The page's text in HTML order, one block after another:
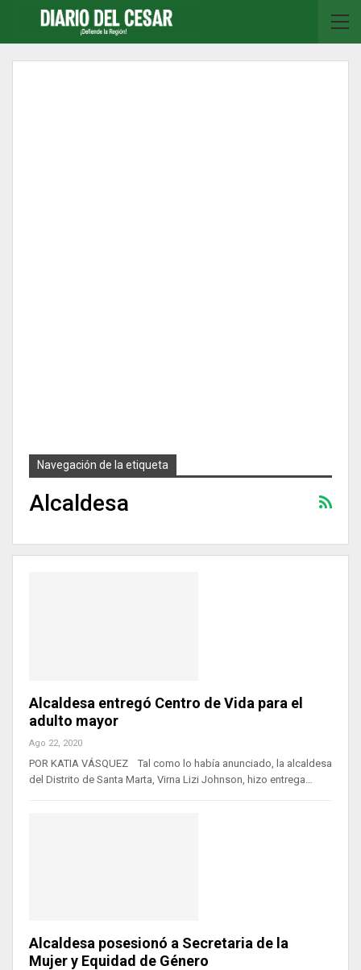
Navegación de la etiqueta
Alcaldesa
Alcaldesa entregó Centro de Vida para el
adulto mayor
Ago 22, 2020
POR KATIA VÁSQUEZ Tal como lo había anunciado, la alcaldesa
del Distrito de Santa Marta, Virna Lizi Johnson, hizo entrega…
Alcaldesa posesionó a Secretaria de la
Mujer y Equidad de Género